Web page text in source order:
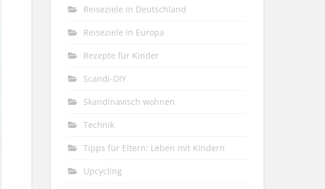
Reiseziele in Deutschland
Reiseziele in Europa
Rezepte für Kinder
Scandi-DIY
Skandinavisch wohnen
Technik
Tipps für Eltern: Leben mit Kindern
Upcycling